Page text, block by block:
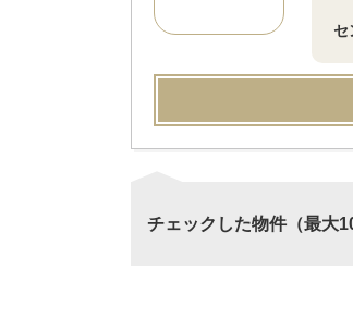
セ
チェックした物件（最大